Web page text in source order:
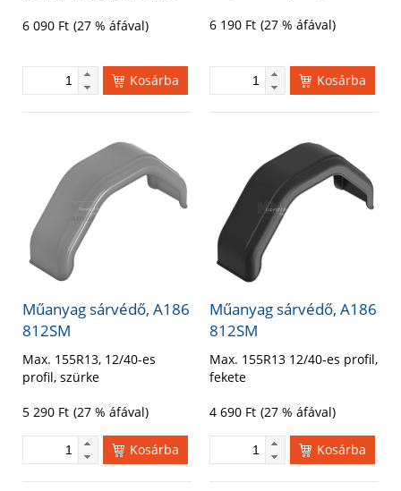
6 090 Ft (27 % áfával)
Kosárba
6 190 Ft (27 % áfával)
Kosárba
Műanyag sárvédő, A186
812SM
Max. 155R13, 12/40-es
profil, szürke
5 290 Ft (27 % áfával)
Kosárba
Műanyag sárvédő, A186
812SM
Max. 155R13 12/40-es profil,
fekete
4 690 Ft (27 % áfával)
Kosárba